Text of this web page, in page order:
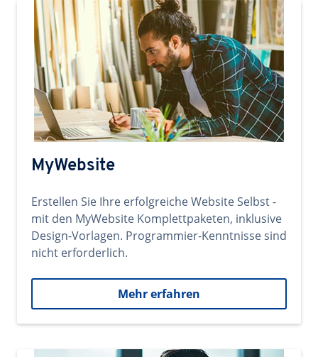
MyWebsite
Erstellen Sie Ihre erfolgreiche Website Selbst -
mit den MyWebsite Komplettpaketen, inklusive
Design-Vorlagen. Programmier-Kenntnisse sind
nicht erforderlich.
Mehr erfahren